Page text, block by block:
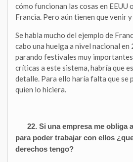
cómo funcionan las cosas en EEUU
Francia. Pero aún tienen que venir
Se habla mucho del ejemplo de
cabo una huelga a nivel nacional en
parando festivales muy
críticas a este sistema, habría que
detalle. Para ello haría falta que se
quien lo hiciera.
22. Si una empresa me obliga
para poder trabajar con ellos
derechos tengo?